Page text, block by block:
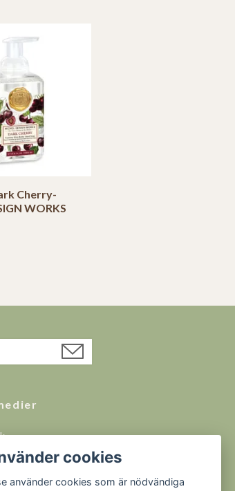
Cherry-
WORKS
cookies
använder cookies som är nödvändiga